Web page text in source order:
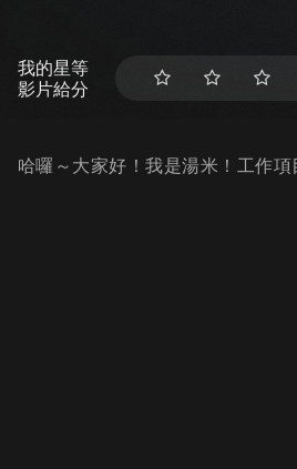
我的星等
影片給分
哈囉～大家好！我是湯米！工作